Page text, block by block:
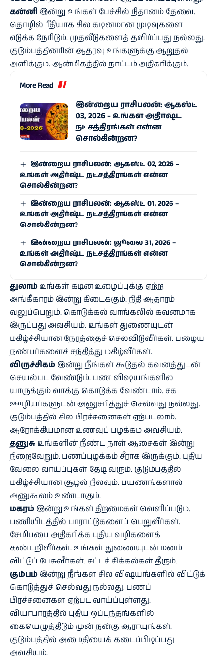
கன்னி இன்று உங்கள் பேச்சில் நிதானம் தேவை.
தொழில் ரீதியாக சில கடினமான முடிவுகளை
எடுக்க நேரிடும். முதலீடுகளைத் தவிர்ப்பது நல்லது.
குடும்பத்தினரின் ஆதரவு உங்களுக்கு ஆறுதல்
அளிக்கும். ஆன்மிகத்தில் நாட்டம் அதிகரிக்கும்.
More Read
இன்றைய ராசிபலன்: ஆகஸ்ட்
03, 2026 – உங்கள் அதிர்ஷ்ட
நட்சத்திரங்கள் என்ன
சொல்கின்றன?
இன்றைய ராசிபலன்: ஆகஸ்ட் 02, 2026 –
உங்கள் அதிர்ஷ்ட நட்சத்திரங்கள் என்ன
சொல்கின்றன?
இன்றைய ராசிபலன்: ஆகஸ்ட் 01, 2026 –
உங்கள் அதிர்ஷ்ட நட்சத்திரங்கள் என்ன
சொல்கின்றன?
இன்றைய ராசிபலன்: ஜூலை 31, 2026 –
உங்கள் அதிர்ஷ்ட நட்சத்திரங்கள் என்ன
சொல்கின்றன?
துலாம் உங்கள் கடின உழைப்புக்கு ஏற்ற
அங்கீகாரம் இன்று கிடைக்கும். நிதி ஆதாரம்
வலுப்பெறும். கொடுக்கல் வாங்கலில் கவனமாக
இருப்பது அவசியம். உங்கள் துணையுடன்
மகிழ்ச்சியான நேரத்தைச் செலவிடுவீர்கள். பழைய
நண்பர்களைச் சந்தித்து மகிழ்வீர்கள்.
விருச்சிகம் இன்று நீங்கள் கூடுதல் கவனத்துடன்
செயல்பட வேண்டும். பண விஷயங்களில்
யாருக்கும் வாக்கு கொடுக்க வேண்டாம். சக
ஊழியர்களுடன் அனுசரித்துச் செல்வது நல்லது.
குடும்பத்தில் சில பிரச்சனைகள் ஏற்படலாம்.
ஆரோக்கியமான உணவுப் பழக்கம் அவசியம்.
தனுசு உங்களின் நீண்ட நாள் ஆசைகள் இன்று
நிறைவேறும். பணப்புழக்கம் சீராக இருக்கும். புதிய
வேலை வாய்ப்புகள் தேடி வரும். குடும்பத்தில்
மகிழ்ச்சியான சூழல் நிலவும். பயணங்களால்
அனுகூலம் உண்டாகும்.
மகரம் இன்று உங்கள் திறமைகள் வெளிப்படும்.
பணியிடத்தில் பாராட்டுகளைப் பெறுவீர்கள்.
சேமிப்பை அதிகரிக்க புதிய வழிகளைக்
கண்டறிவீர்கள். உங்கள் துணையுடன் மனம்
விட்டுப் பேசுவீர்கள். சட்டச் சிக்கல்கள் தீரும்.
கும்பம் இன்று நீங்கள் சில விஷயங்களில் விட்டுக்
கொடுத்துச் செல்வது நல்லது. பணப்
பிரச்சனைகள் ஏற்பட வாய்ப்புள்ளது.
வியாபாரத்தில் புதிய ஒப்பந்தங்களில்
கையெழுத்திடும் முன் நன்கு ஆராயுங்கள்.
குடும்பத்தில் அமைதியைக் கடைப்பிடிப்பது
அவசியம்.